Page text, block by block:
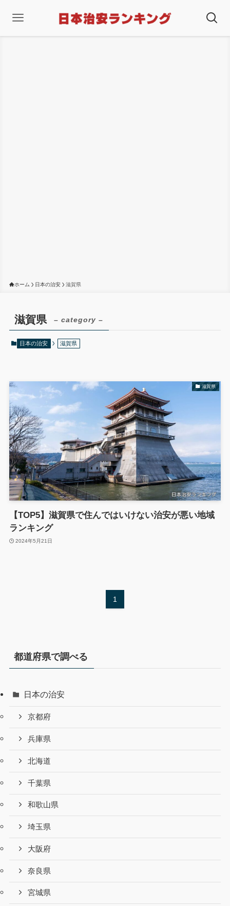
ホーム 日本の治安 滋賀県
滋賀県 – category –
日本の治安 滋賀県
滋賀県
【TOP5】滋賀県で住んではいけない治安が悪い地域
ランキング
2024年5月21日
1
都道府県で調べる
日本の治安
京都府
兵庫県
北海道
千葉県
和歌山県
埼玉県
大阪府
奈良県
宮城県